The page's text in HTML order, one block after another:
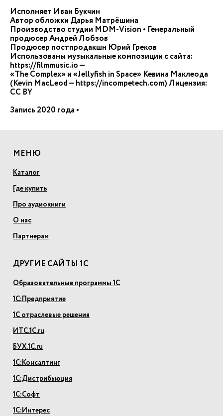
Исполняет Иван Букчин
Автор обложки Дарья Матрёшина
Производство студии MDM-Vision • Генеральный
продюсер Андрей Лобзов
Продюсер постпродакшн Юрий Греков
Использованы музыкальные композиции с сайта:
https://filmmusic.io —
«The Complex» и «Jellyfish in Space» Кевина Маклеода
(Kevin MacLeod — https://incompetech.com) Лицензия:
CC BY
Запись 2020 года •
МЕНЮ
Каталог
Где купить
Про аудиокниги
О нас
Партнерам
ДРУГИЕ САЙТЫ 1С
Образовательные программы 1С
1С:Предприятие
1С отраслевые решения
ИТС.1С.ru
БУХ.1С.ru
1С:Консалтинг
1С:Дистрибьюция
1С:Софт
1С:Интерес